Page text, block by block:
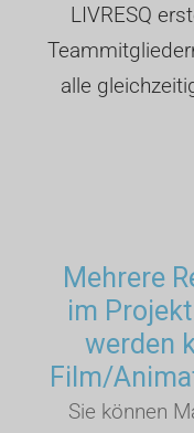
LIVRESQ
alle
Mehrere
im
werden
Film/
Sie können